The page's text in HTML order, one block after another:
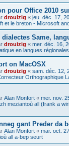
pour Office 2010
drouizig « jeu. déc. 17,
et le breton - Microsoft
Same,
drouizig « mer. déc. 16,
en langues
on MacOSX
drouizig « sam. déc. 12,
Orthographique
Alan Monfort « mer. nov.
meziantoù all (frank a
gant Preder da
Alan Monfort « mar. oct.
all a-bep seurt